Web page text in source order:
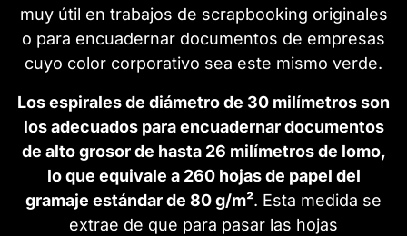
muy útil en trabajos de scrapbooking originales
o para encuadernar documentos de empresas
cuyo color corporativo sea este mismo verde.
Los espirales de diámetro de 30 milímetros son
los adecuados para encuadernar documentos
de alto grosor de hasta 26 milímetros de lomo,
lo que equivale a 260 hojas de papel del
gramaje estándar de 80 g/m². Esta medida se
extrae de que para pasar las hojas